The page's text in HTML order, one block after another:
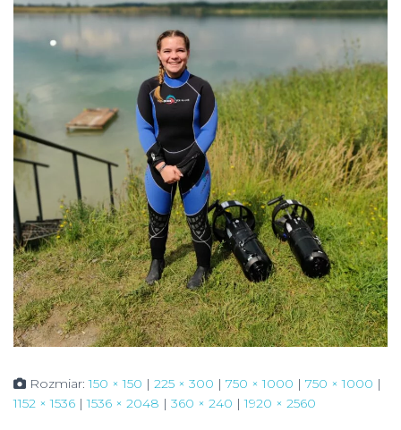
Rozmiar:150 × 150 | 225 × 300 | 750 × 1000 | 750 × 1000 |
1152 × 1536 | 1536 × 2048 | 360 × 240 | 1920 × 2560